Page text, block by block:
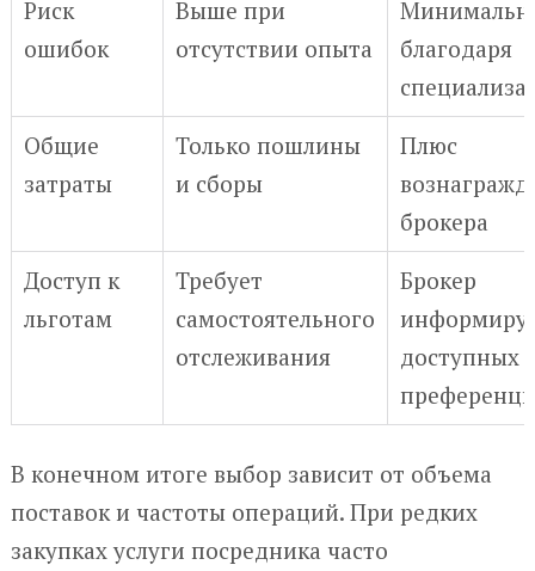
Риск
ошибок
Выше при
отсутствии опыта
благодаря
Общие
затраты
Только пошлины
и сборы
Плюс
брокера
Доступ к
льготам
Требует
самостоятельного
отслеживания
Брокер
доступных
В конечном итоге выбор зависит от объема
поставок и частоты операций. При редких
закупках услуги посредника часто